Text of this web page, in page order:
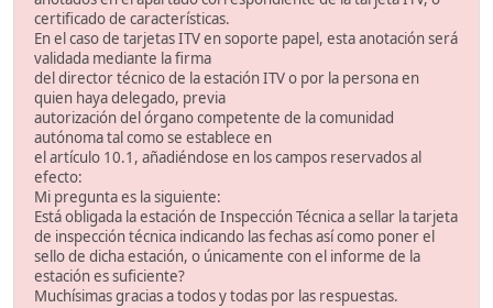
certificado de características.
En el caso de tarjetas ITV en soporte papel, esta anotación será
validada mediante la firma
del director técnico de la estación ITV o por la persona en
quien haya delegado, previa
autorización del órgano competente de la comunidad
autónoma tal como se establece en
el artículo 10.1, añadiéndose en los campos reservados al
efecto:
Mi pregunta es la siguiente:
Está obligada la estación de Inspección Técnica a sellar la tarjeta
de inspección técnica indicando las fechas así como poner el
sello de dicha estación, o únicamente con el informe de la
estación es suficiente?
Muchísimas gracias a todos y todas por las respuestas.